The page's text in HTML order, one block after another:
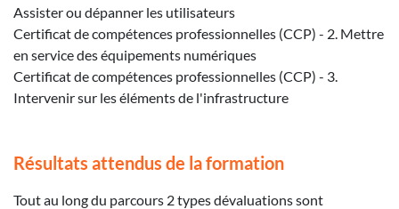
Assister ou dépanner les utilisateurs
Certificat de compétences professionnelles (CCP) - 2. Mettre
en service des équipements numériques
Certificat de compétences professionnelles (CCP) - 3.
Intervenir sur les éléments de l'infrastructure
Résultats attendus de la formation
Tout au long du parcours 2 types dévaluations sont